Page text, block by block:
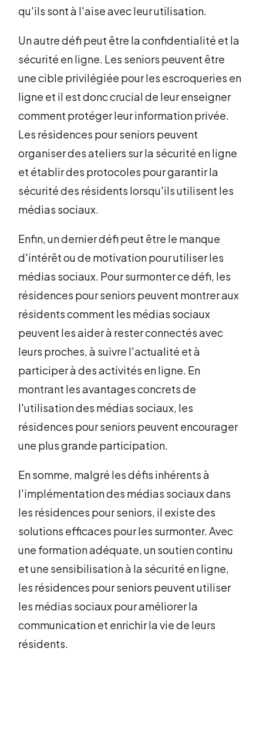
qu'ils sont à l'aise avec leur utilisation.
Un autre défi peut être la confidentialité et la
sécurité en ligne. Les seniors peuvent être
une cible privilégiée pour les escroqueries en
ligne et il est donc crucial de leur enseigner
comment protéger leur information privée.
Les résidences pour seniors peuvent
organiser des ateliers sur la sécurité en ligne
et établir des protocoles pour garantir la
sécurité des résidents lorsqu'ils utilisent les
médias sociaux.
Enfin, un dernier défi peut être le manque
d'intérêt ou de motivation pour utiliser les
médias sociaux. Pour surmonter ce défi, les
résidences pour seniors peuvent montrer aux
résidents comment les médias sociaux
peuvent les aider à rester connectés avec
leurs proches, à suivre l'actualité et à
participer à des activités en ligne. En
montrant les avantages concrets de
l'utilisation des médias sociaux, les
résidences pour seniors peuvent encourager
une plus grande participation.
En somme, malgré les défis inhérents à
l'implémentation des médias sociaux dans
les résidences pour seniors, il existe des
solutions efficaces pour les surmonter. Avec
une formation adéquate, un soutien continu
et une sensibilisation à la sécurité en ligne,
les résidences pour seniors peuvent utiliser
les médias sociaux pour améliorer la
communication et enrichir la vie de leurs
résidents.